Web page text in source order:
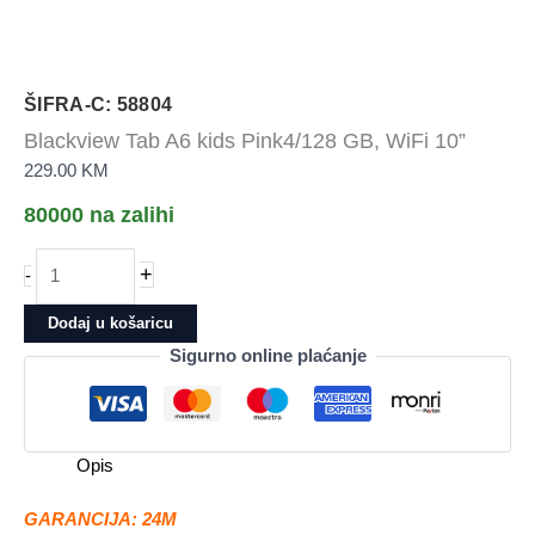
ŠIFRA-C: 58804
Blackview Tab A6 kids Pink4/128 GB, WiFi 10”
229.00 KM
80000 na zalihi
-
Tab
A6
kids
10''
količina
+
Dodaj u košaricu
Sigurno online plaćanje
Opis
GARANCIJA: 24M